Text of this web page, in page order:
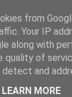
☰ Menu
from
Your IP
along with
quality of
and
LEARN MORE